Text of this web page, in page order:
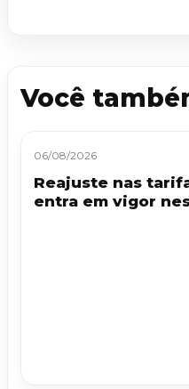
Você
06/08/2026
Reajuste nas
entra em vigor